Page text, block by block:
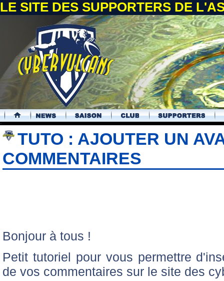
LE SITE DES SUPPORTERS DE
.
TUTO : AJOUTER UN
COMMENTAIRES
Bonjour à tous !
Petit tutoriel pour vous permettre
de vos commentaires sur le site des